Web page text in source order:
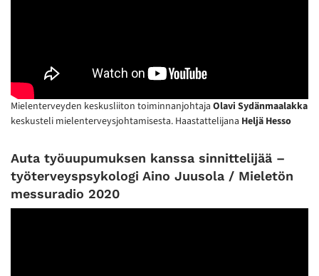
Mielenterveyden keskusliiton toiminnanjohtaja Olavi Sydänmaalakka
keskusteli mielenterveysjohtamisesta. Haastattelijana Heljä Hesso
Auta työuupumuksen kanssa sinnittelijää –
työterveyspsykologi Aino Juusola / Mieletön
messuradio 2020